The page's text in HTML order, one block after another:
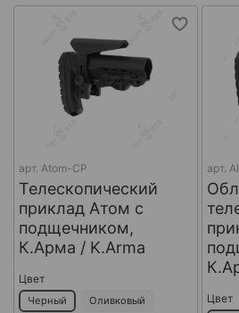
арт. Atom-CP
Телескопический
приклад Атом с
подщечником,
К.Арма / K.Arma
Цвет
Черный Оливковый
арт.
Цвет